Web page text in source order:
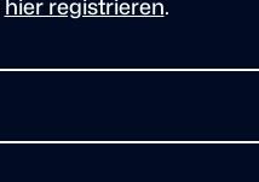
hier registrieren.